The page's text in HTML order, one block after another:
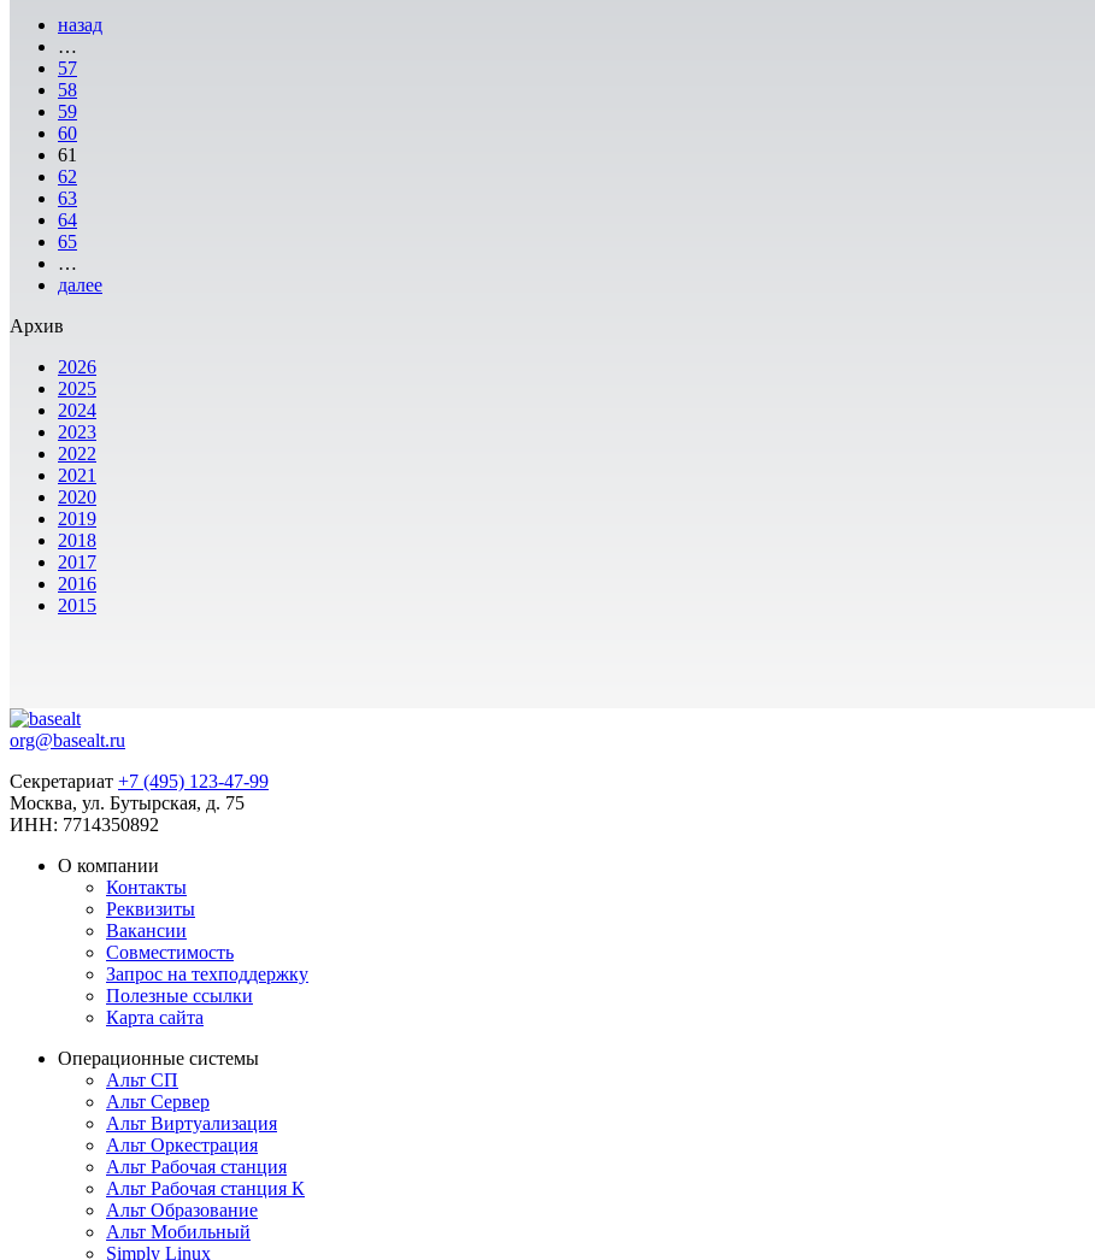
назад
…
57
58
59
60
61
62
63
64
65
…
далее
Архив
2026
2025
2024
2023
2022
2021
2020
2019
2018
2017
2016
2015
org@basealt.ru
Секретариат +7 (495) 123-47-99
Москва, ул. Бутырская, д. 75
ИНН: 7714350892
О компании
Контакты
Реквизиты
Вакансии
Совместимость
Запрос на техподдержку
Полезные ссылки
Карта сайта
Операционные системы
Альт СП
Альт Сервер
Альт Виртуализация
Альт Оркестрация
Альт Рабочая станция
Альт Рабочая станция К
Альт Образование
Альт Мобильный
Simply Linux